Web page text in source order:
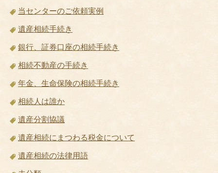
当センターのご依頼実例
遺産相続手続き
銀行、証券口座の相続手続き
相続不動産の手続き
年金、生命保険の相続手続き
相続人は誰か
遺産分割協議
遺産相続にまつわる税金について
遺産相続の法律用語